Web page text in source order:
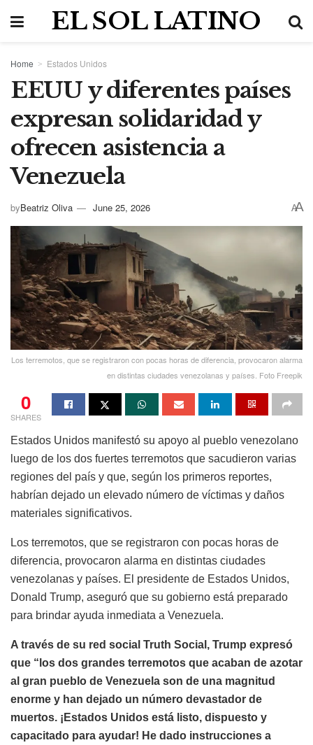
EL SOL LATINO
Home Estados Unidos
EEUU y diferentes países
expresan solidaridad y
ofrecen asistencia a
Venezuela
byBeatriz Oliva June 25, 2026 AA
Los terremotos, que se registraron con pocas horas de diferencia, provocaron alarma
en distintas ciudades venezolanas y países. Foto Freepik
0
SHARES
Estados Unidos manifestó su apoyo al pueblo venezolano
luego de los dos fuertes terremotos que sacudieron varias
regiones del país y que, según los primeros reportes,
habrían dejado un elevado número de víctimas y daños
materiales significativos.
Los terremotos, que se registraron con pocas horas de
diferencia, provocaron alarma en distintas ciudades
venezolanas y países. El presidente de Estados Unidos,
Donald Trump, aseguró que su gobierno está preparado
para brindar ayuda inmediata a Venezuela.
A través de su red social Truth Social, Trump expresó
que “los dos grandes terremotos que acaban de azotar
al gran pueblo de Venezuela son de una magnitud
enorme y han dejado un número devastador de
muertos. ¡Estados Unidos está listo, dispuesto y
capacitado para ayudar! He dado instrucciones a